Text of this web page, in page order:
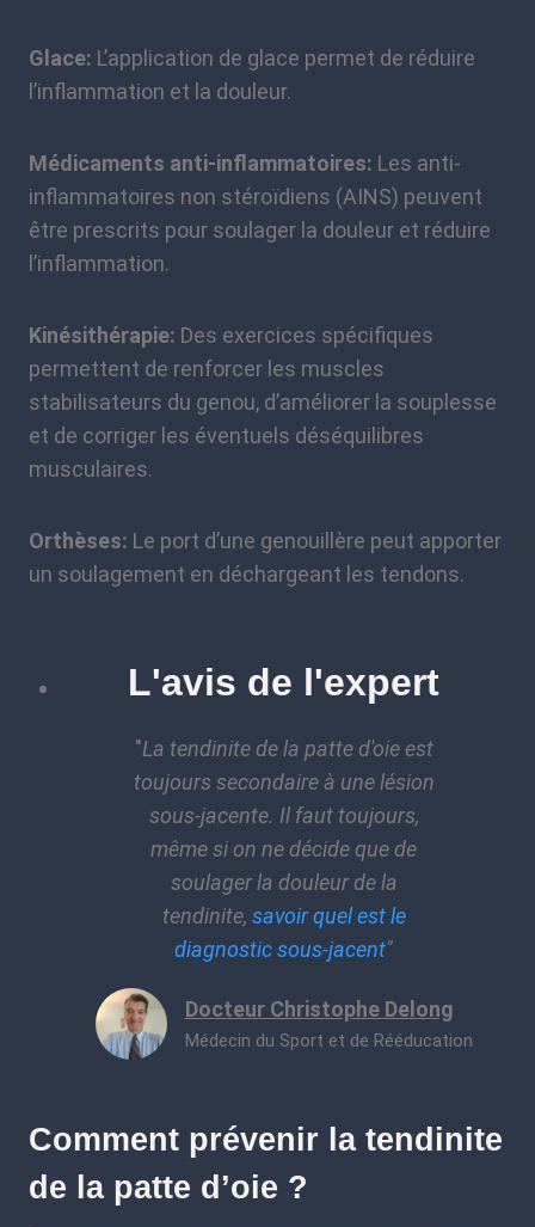
Glace: L’application de glace permet de réduire
l’inflammation et la douleur.
Médicaments anti-inflammatoires: Les anti-
inflammatoires non stéroïdiens (AINS) peuvent
être prescrits pour soulager la douleur et réduire
l’inflammation.
Kinésithérapie: Des exercices spécifiques
permettent de renforcer les muscles
stabilisateurs du genou, d’améliorer la souplesse
et de corriger les éventuels déséquilibres
musculaires.
Orthèses: Le port d’une genouillère peut apporter
un soulagement en déchargeant les tendons.
L'avis de l'expert
"La tendinite de la patte d'oie est
toujours secondaire à une lésion
sous-jacente. Il faut toujours,
même si on ne décide que de
soulager la douleur de la
tendinite, savoir quel est le
diagnostic sous-jacent"
Docteur Christophe Delong
Médecin du Sport et de Rééducation
Comment prévenir la tendinite
de la patte d’oie ?